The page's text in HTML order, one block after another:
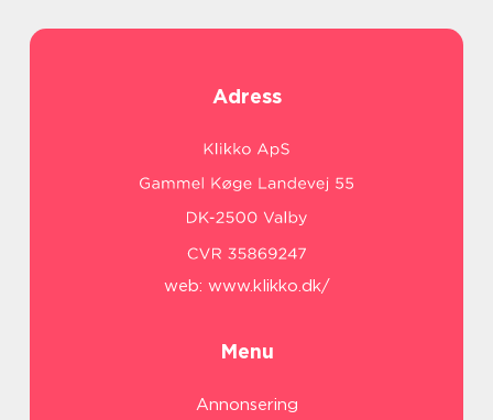
Adress
web: www.klikko.dk/
Menu
Annonsering